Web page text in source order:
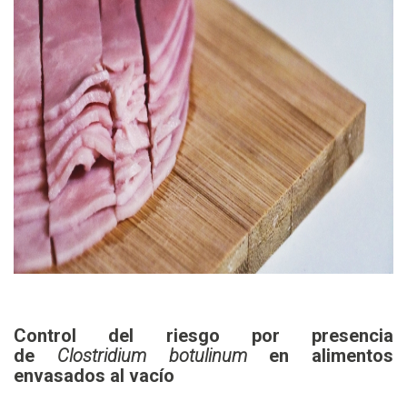
Control del riesgo por presencia
de Clostridium botulinum en alimentos
envasados al vacío